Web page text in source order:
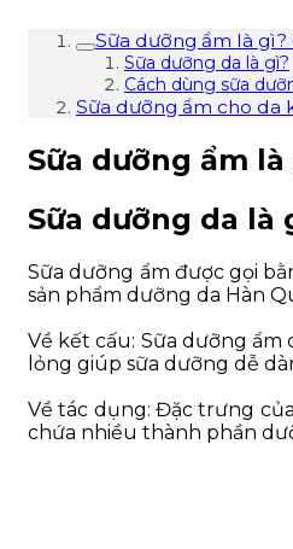
Sữa dưỡng ẩm là
Sữa dưỡng da là gì?
Cách dùng sữa
Sữa dưỡng ẩm cho da
Sữa dưỡng ẩm
Sữa dưỡng da là
Sữa dưỡng ẩm được gọi
sản phẩm dưỡng da Hàn
Về kết cấu: Sữa dưỡng
lỏng giúp sữa dưỡng dễ
Về tác dụng: Đặc trưng
chứa nhiều thành phần